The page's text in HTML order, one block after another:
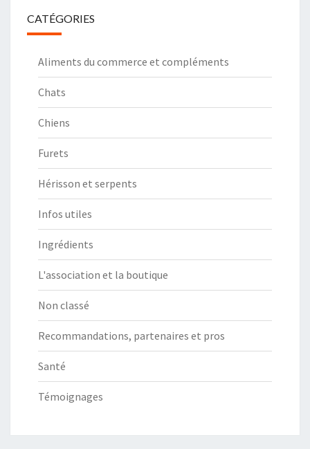
CATÉGORIES
Aliments du commerce et compléments
Chats
Chiens
Furets
Hérisson et serpents
Infos utiles
Ingrédients
L'association et la boutique
Non classé
Recommandations, partenaires et pros
Santé
Témoignages